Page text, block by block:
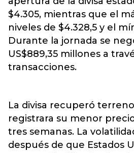
$4.305, mientras que el
niveles de $4.328,5 y el
Durante la jornada se
US$889,35 millones a
transacciones.
La divisa recuperó
registrara su menor
tres semanas. La
después de que Estados